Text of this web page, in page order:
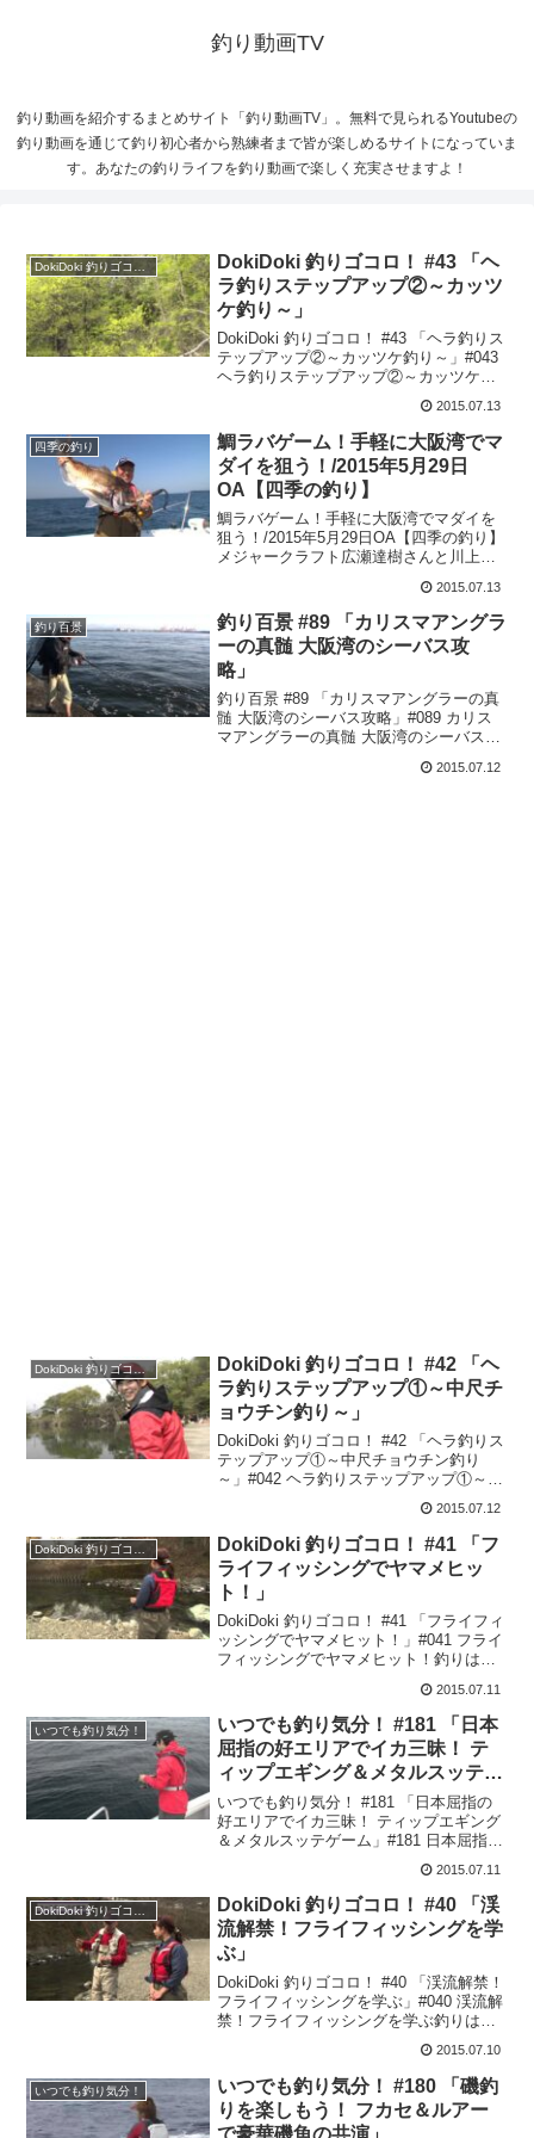
釣り動画TV
釣り動画を紹介するまとめサイト「釣り動画TV」。無料で見られるYoutubeの
釣り動画を通じて釣り初心者から熟練者まで皆が楽しめるサイトになっていま
す。あなたの釣りライフを釣り動画で楽しく充実させますよ！
DokiDoki 釣りゴコロ！ #43 「ヘ
ラ釣りステップアップ②～カッツ
ケ釣り～」
DokiDoki 釣りゴコロ！ #43 「ヘラ釣りス
テップアップ②～カッツケ釣り～」#043
ヘラ釣りステップアップ②～カッツケ釣
り～釣りはやってみたいけど、いろいろ
大変そうだし難しそう…そんな風に思っ
て二の足を踏んでいる人は以外と多いは
ず...
2015.07.13
四季の釣り
鯛ラバゲーム！手軽に大阪湾でマ
ダイを狙う！/2015年5月29日
OA【四季の釣り】
鯛ラバゲーム！手軽に大阪湾でマダイを
狙う！/2015年5月29日OA【四季の釣り】
メジャークラフト広瀬達樹さんと川上哲
阪湾で鯛­ラバをを堪能します。 2015.07.13
釣り百景
釣り百景 #89 「カリスマアングラ
ーの真髄 大阪湾のシーバス攻
略」
釣り百景 #89 「カリスマアングラーの真
髄 大阪湾のシーバス攻略」#089 カリス
マアングラーの真髄 大阪湾のシーバス攻
ス S902ML/F-3リール： BB-X HYPER
2015.07.12
DokiDoki 釣りゴコロ！
DokiDoki 釣りゴコロ！ #42 「ヘ
ラ釣りステップアップ①～中尺チ
ョウチン釣り～」
DokiDoki 釣りゴコロ！ #42 「ヘラ釣りス
テップアップ①～中尺チョウチン釣り
～」#042 ヘラ釣りステップアップ①～中
尺チョウチン釣り～釣りはやってみたい
けど、いろいろ大変そうだし難しそう…
そんな風に思って二の足を踏んでいる人
は以...
2015.07.12
DokiDoki 釣りゴコロ！
DokiDoki 釣りゴコロ！ #41 「フ
ライフィッシングでヤマメヒッ
ト！」
DokiDoki 釣りゴコロ！ #41 「フライフィ
ッシングでヤマメヒット！」#041 フライ
フィッシングでヤマメヒット！釣りはや
難しそう…そんな風に思って二の足を踏
んでいる人は以外と多いはず。でも実は
一...
2015.07.11
いつでも釣り気分！
いつでも釣り気分！ #181 「日本
屈指の好エリアでイカ三昧！ テ
ィップエギング＆メタルスッテゲ
ーム」
いつでも釣り気分！ #181 「日本屈指の
好エリアでイカ三昧！ ティップエギング
＆メタルスッテゲーム」#181 日本屈指の
＆メタルスッテゲーム【ティップエギン
グ】ロッド：セフィア SS TIP EGIN...
2015.07.11
DokiDoki 釣りゴコロ！ #40 「渓
流解禁！フライフィッシングを学
ぶ」
DokiDoki 釣りゴコロ！ #40 「渓流解禁！
フライフィッシングを学ぶ」#040 渓流解
禁！フライフィッシングを学ぶ釣りはや
難しそう…そんな風に思って二の足を踏
んでいる人は以外と多いはず。でも実は
一...
2015.07.10
いつでも釣り気分！
いつでも釣り気分！ #180 「磯釣
りを楽しもう！ フカセ＆ルアー
で豪華磯魚の共演」